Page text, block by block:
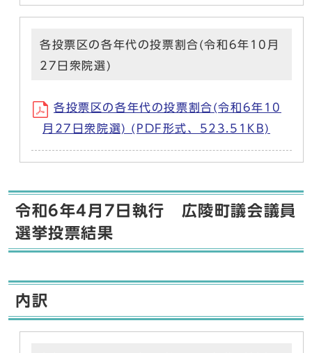
各投票区の各年代の投票割合(令和6年10月
27日衆院選)
各投票区の各年代の投票割合(令和6年10
月27日衆院選) (PDF形式、523.51KB)
令和6年4月7日執行 広陵町議会議員
選挙投票結果
内訳